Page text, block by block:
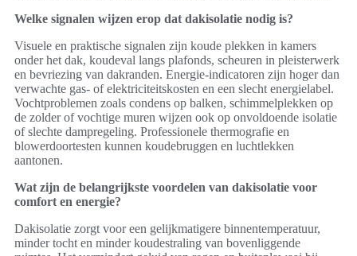
Welke signalen wijzen erop dat dakisolatie nodig is?
Visuele en praktische signalen zijn koude plekken in kamers
onder het dak, koudeval langs plafonds, scheuren in pleisterwerk
en bevriezing van dakranden. Energie-indicatoren zijn hoger dan
verwachte gas- of elektriciteitskosten en een slecht energielabel.
Vochtproblemen zoals condens op balken, schimmelplekken op
de zolder of vochtige muren wijzen ook op onvoldoende isolatie
of slechte dampregeling. Professionele thermografie en
blowerdoortesten kunnen koudebruggen en luchtlekken
aantonen.
Wat zijn de belangrijkste voordelen van dakisolatie voor
comfort en energie?
Dakisolatie zorgt voor een gelijkmatigere binnentemperatuur,
minder tocht en minder koudestraling van bovenliggende